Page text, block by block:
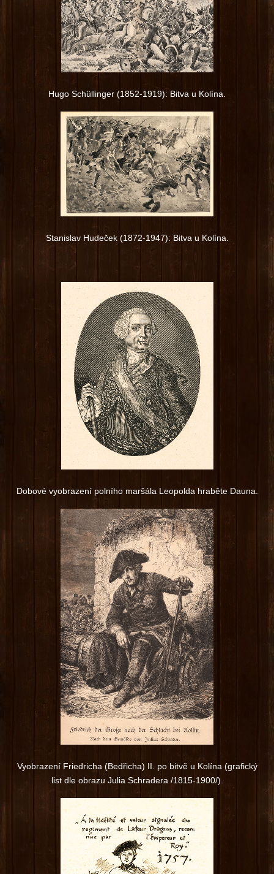
Hugo Schüllinger (1852-1919): Bitva u Kolína.
Stanislav Hudeček (1872-1947): Bitva u Kolína.
Dobové vyobrazení polního maršála Leopolda hraběte Dauna.
Vyobrazení Friedricha (Bedřicha) II. po bitvě u Kolína (grafický
list dle obrazu Julia Schradera /1815-1900/).